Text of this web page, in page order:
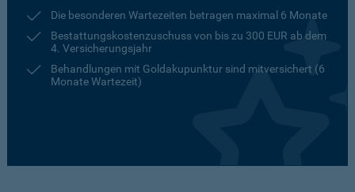
Die besonderen Wartezeiten betragen maximal 6 Monate
Bestattungskostenzuschuss von bis zu 300 EUR ab dem
4. Versicherungsjahr
Behandlungen mit Goldakupunktur sind mitversichert (6
Monate Wartezeit)